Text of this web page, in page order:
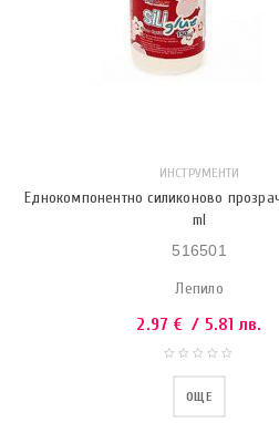
ИНСТРУМЕНТИ
Еднокомпонентно силиконово
ml
516501
Лепило
2.97 € / 5.81 лв.
ОЩЕ